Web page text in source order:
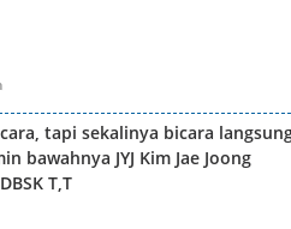
tapi sekalinya bicara
bawahnya JYJ Kim Jae Joong
T,T